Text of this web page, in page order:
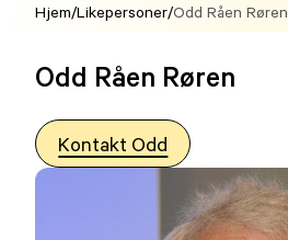
Hjem/Likepersoner/Odd Råen Røren
Odd Råen Røren
Kontakt Odd